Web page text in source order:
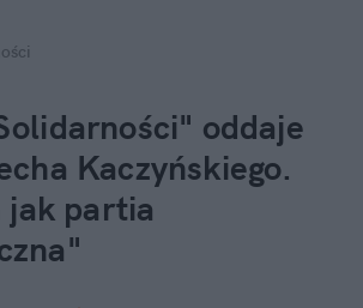
oddaje
Kaczyńskiego.
jak partia